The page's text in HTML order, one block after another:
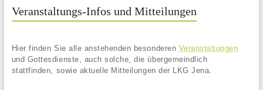
Veranstaltungs-Infos und Mitteilungen
Hier finden Sie alle anstehenden besonderen Veranstaltungen
und Gottesdienste, auch solche, die übergemeindlich
stattfinden, sowie aktuelle Mitteilungen der LKG Jena.